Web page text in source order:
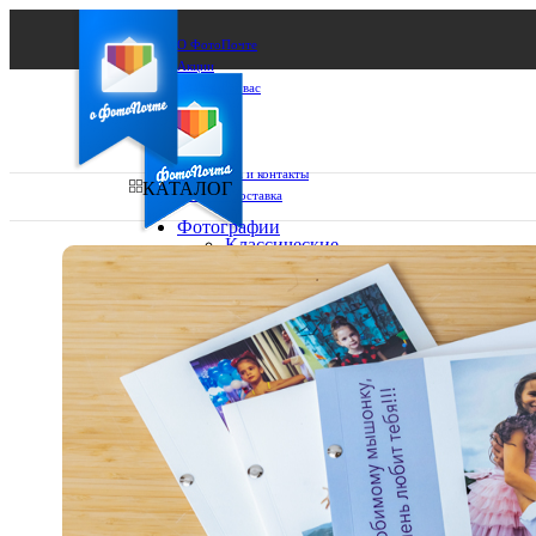
О ФотоПочте
Акции
Сделаем за вас
Бизнесу
FAQ
Франшиза
Поддержка и контакты
Оплата и доставка
Ваш город:
Ваш регион доставки
Выберите из списка:
КАТАЛОГ
Фотографии
Классические
фото
10х10
10х15
13х18
15х15
15х20
20х20
20х30